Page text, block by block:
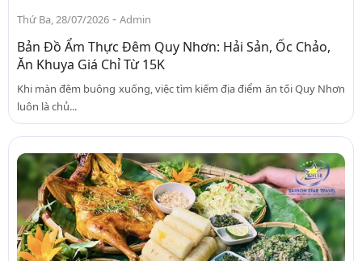
Thứ Ba, 28/07/2026 - Admin
Bản Đồ Ẩm Thực Đêm Quy Nhơn: Hải Sản, Ốc Chảo,
Ăn Khuya Giá Chỉ Từ 15K
Khi màn đêm buông xuống, việc tìm kiếm địa điểm ăn tối Quy Nhơn
luôn là chủ...